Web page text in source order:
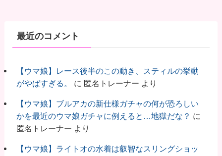
最近のコメント
【ウマ娘】レース後半のこの動き、スティルの挙動
がやばすぎる。
に 匿名トレーナー より
【ウマ娘】ブルアカの新仕様ガチャの何が恐ろしい
かを最近のウマ娘ガチャに例えると…地獄だな？ に
匿名トレーナー より
【ウマ娘】ライトオの水着は叡智なスリングショッ